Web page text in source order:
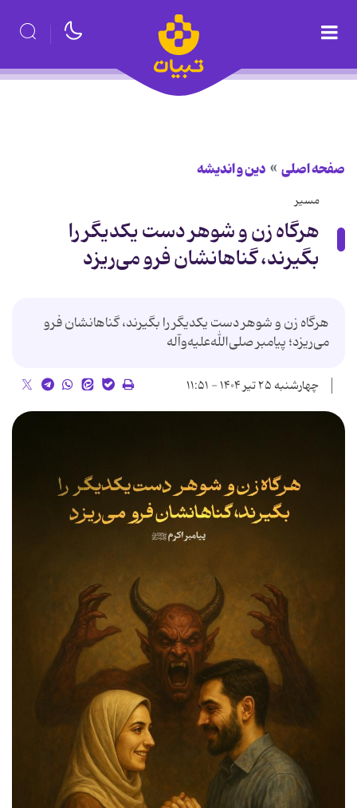
صفحه اصلی دین و اندیشه
مسیر
هرگاه زن و شوهر دست یکدیگر را
بگیرند، گناهانشان فرو می‌ریزد
هرگاه زن و شوهر دست یکدیگر را بگیرند، گناهانشان فرو
می‌ریزد؛ پیامبر صلی‌الله‌علیه‌وآله
چهارشنبه ۲۵ تیر ۱۴۰۴ - ۱۱:۵۱